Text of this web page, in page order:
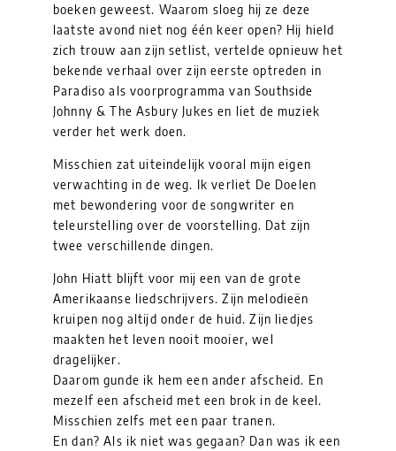
boeken geweest. Waarom sloeg hij ze deze
laatste avond niet nog één keer open? Hij hield
zich trouw aan zijn setlist, vertelde opnieuw het
bekende verhaal over zijn eerste optreden in
Paradiso als voorprogramma van Southside
Johnny & The Asbury Jukes en liet de muziek
verder het werk doen.
Misschien zat uiteindelijk vooral mijn eigen
verwachting in de weg. Ik verliet De Doelen
met bewondering voor de songwriter en
teleurstelling over de voorstelling. Dat zijn
twee verschillende dingen.
John Hiatt blijft voor mij een van de grote
Amerikaanse liedschrijvers. Zijn melodieën
kruipen nog altijd onder de huid. Zijn liedjes
maakten het leven nooit mooier, wel
dragelijker.
Daarom gunde ik hem een ander afscheid. En
mezelf een afscheid met een brok in de keel.
Misschien zelfs met een paar tranen.
En dan? Als ik niet was gegaan? Dan was ik een